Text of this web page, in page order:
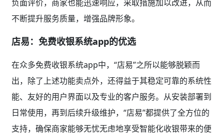
负面评价，商家也能迅速响应，采取措施加以改进，从而
不断提升服务质量，增强品牌形象。
店易：免费收银系统app的优选
在众多免费收银系统app中，“店易”之所以能够脱颖而
出，除了上述功能卖点外，还得益于其稳定可靠的系统性
能、友好的用户界面以及专业的客户服务。从安装部署到
日常使用，再到后续升级维护，“店易”都提供了全方位的
支持，确保商家能够无忧无虑地享受智能化收银带来的便